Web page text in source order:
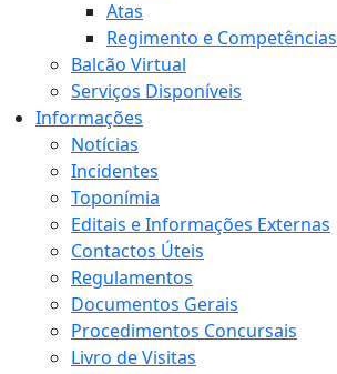
Atas
Regimento e Competências
Balcão Virtual
Serviços Disponíveis
Informações
Notícias
Incidentes
Toponímia
Editais e Informações Externas
Contactos Úteis
Regulamentos
Documentos Gerais
Procedimentos Concursais
Livro de Visitas